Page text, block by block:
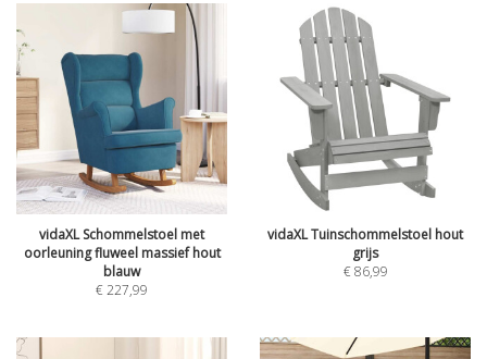
vidaXL Schommelstoel met
oorleuning fluweel massief hout
blauw
€227,99
vidaXL Tuinschommelstoel hout
grijs
€86,99